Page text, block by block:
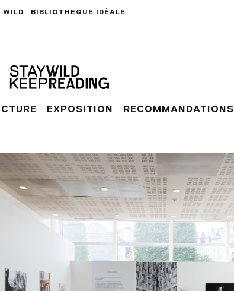
WILD BIBLIOTHEQUE IDÉALE
EXPOSITION RECOMMANDATIONS